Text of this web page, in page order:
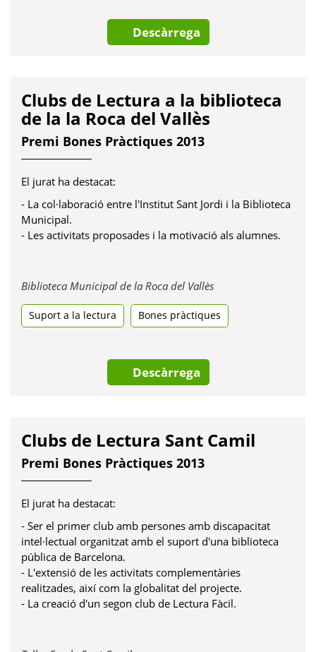
Descàrrega
Clubs de Lectura a la biblioteca
de la la Roca del Vallès
Premi Bones Pràctiques 2013
El jurat ha destacat:
- La col·laboració entre l'Institut Sant Jordi i la Biblioteca
Municipal.
- Les activitats proposades i la motivació als alumnes.
Biblioteca Municipal de la Roca del VallèsObre
una
pestanya
Suport a la lectura Bones pràctiques
Descàrrega
Clubs de Lectura Sant Camil
Premi Bones Pràctiques 2013
El jurat ha destacat:
- Ser el primer club amb persones amb discapacitat
intel·lectual organitzat amb el suport d'una biblioteca
pública de Barcelona.
- L'extensió de les activitats complementàries
realitzades, així com la globalitat del projecte.
- La creació d'un segon club de Lectura Fàcil.